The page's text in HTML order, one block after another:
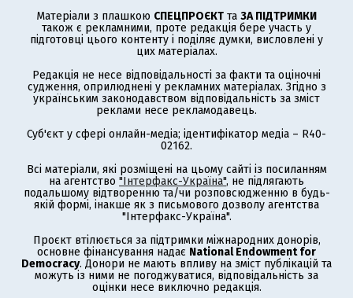
Матеріали з плашкою СПЕЦПРОЄКТ та ЗА ПІДТРИМКИ
також є рекламними, проте редакція бере участь у
підготовці цього контенту і поділяє думки, висловлені у
цих матеріалах.
Редакція не несе відповідальності за факти та оціночні
судження, оприлюднені у рекламних матеріалах. Згідно з
українським законодавством відповідальність за зміст
реклами несе рекламодавець.
Суб'єкт у сфері онлайн-медіа; ідентифікатор медіа – R40-
02162.
Всі матеріали, які розміщені на цьому сайті із посиланням
на агентство "Інтерфакс-Україна", не підлягають
подальшому відтворенню та/чи розповсюдженню в будь-
якій формі, інакше як з письмового дозволу агентства
"Інтерфакс-Україна".
Проєкт втілюється за підтримки міжнародних донорів,
основне фінансування надає National Endowment for
Democracy. Донори не мають впливу на зміст публікацій та
можуть із ними не погоджуватися, відповідальність за
оцінки несе виключно редакція.